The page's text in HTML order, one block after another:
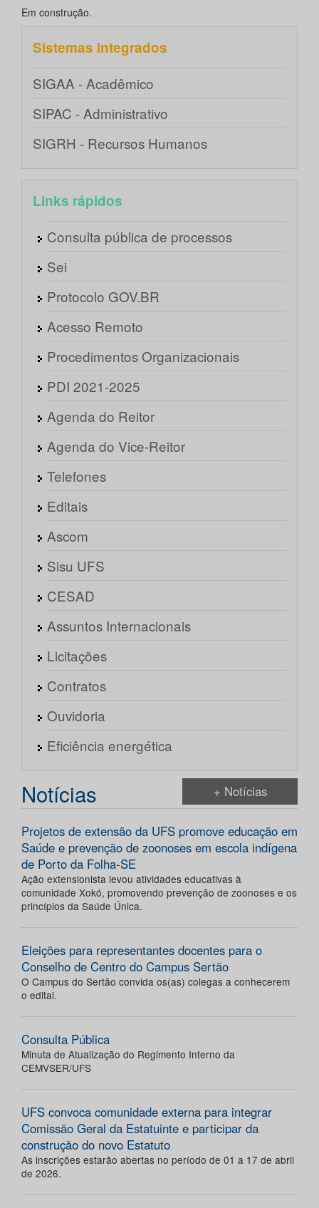
Em construção.
Sistemas integrados
SIGAA - Acadêmico
SIPAC - Administrativo
SIGRH - Recursos Humanos
Links rápidos
Consulta pública de processos
Sei
Protocolo GOV.BR
Acesso Remoto
Procedimentos Organizacionais
PDI 2021-2025
Agenda do Reitor
Agenda do Vice-Reitor
Telefones
Editais
Ascom
Sisu UFS
CESAD
Assuntos Internacionais
Licitações
Contratos
Ouvidoria
Eficiência energética
Notícias + Notícias
Projetos de extensão da UFS promove educação em
Saúde e prevenção de zoonoses em escola indígena
de Porto da Folha-SE
Ação extensionista levou atividades educativas à
comunidade Xokó, promovendo prevenção de zoonoses e os
princípios da Saúde Única.
Eleições para representantes docentes para o
Conselho de Centro do Campus Sertão
O Campus do Sertão convida os(as) colegas a conhecerem
o edital.
Consulta Pública
Minuta de Atualização do Regimento Interno da
CEMVSER/UFS
UFS convoca comunidade externa para integrar
Comissão Geral da Estatuinte e participar da
construção do novo Estatuto
As inscrições estarão abertas no período de 01 a 17 de abril
de 2026.